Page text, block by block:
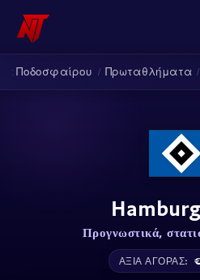
Ποδοσφαίρου / Πρωταθλήματα /
Προγνωστικά,
ΑΞΊΑ ΑΓΟΡΆΣ: